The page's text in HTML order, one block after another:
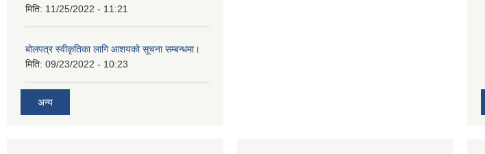
मिति: 11/25/2022 - 11:21
बोलपत्र स्वीकृतिका लागि आशयको सूचना सम्बन्धमा।
मिति: 09/23/2022 - 10:23
अन्य